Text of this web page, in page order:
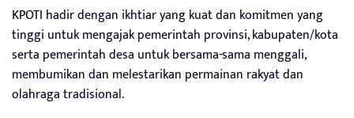
KPOTI hadir dengan ikhtiar yang kuat dan komitmen yang
tinggi untuk mengajak pemerintah provinsi, kabupaten/kota
serta pemerintah desa untuk bersama-sama menggali,
membumikan dan melestarikan permainan rakyat dan
olahraga tradisional.